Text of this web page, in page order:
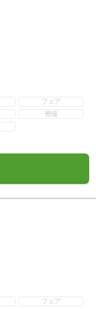
フェア
整備
フェア